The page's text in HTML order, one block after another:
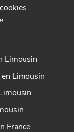
Limousin
en Limousin
France